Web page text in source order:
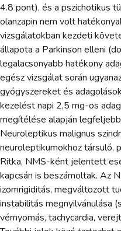
4.8 pont), és a pszichotikus
olanzapin nem volt
vizsgálatokban kezdeti
állapota a Parkinson elleni
legalacsonyabb hatékony
egész vizsgálat során
gyógyszereket és
kezelést napi 2,5 mg-os
megítélése alapján
Neuroleptikus malignus
neuroleptikumokhoz társuló,
Ritka, NMS-ként jelentett
kapcsán is beszámoltak. Az
izomrigiditás, megváltozott
instabilitás megnyilvánulása
vérnyomás, tachycardia,